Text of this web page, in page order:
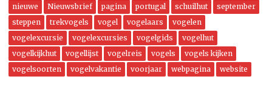
nieuwe
Nieuwsbrief pagina portugal schuilhut
september
steppen
trekvogels vogel vogelaars
vogelen
vogelexcursie
vogelexcursies vogelgids
vogelhut
vogelkijkhut
vogellijst vogelreis vogels
vogels kijken
vogelsoorten
vogelvakantie voorjaar webpagina website